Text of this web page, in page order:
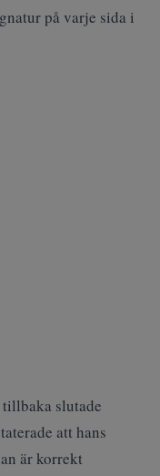
på varje sida i
slutade
att hans
är korrekt